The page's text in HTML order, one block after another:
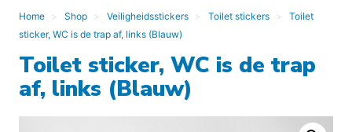
Home Shop Veiligheidsstickers Toilet stickers
Toilet
sticker, WC is de trap af, links (Blauw)
Toilet sticker, WC is de trap
af, links (Blauw)